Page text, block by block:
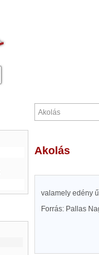
Akolás
valamely edény
Forrás: Pallas